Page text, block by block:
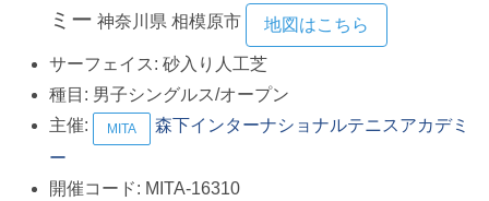
ミー 神奈川県 相模原市 地図はこちら
サーフェイス: 砂入り人工芝
種目: 男子シングルス/オープン
主催:
MITA
森下インターナショナルテニスアカデミ
ー
開催コード: MITA-16310